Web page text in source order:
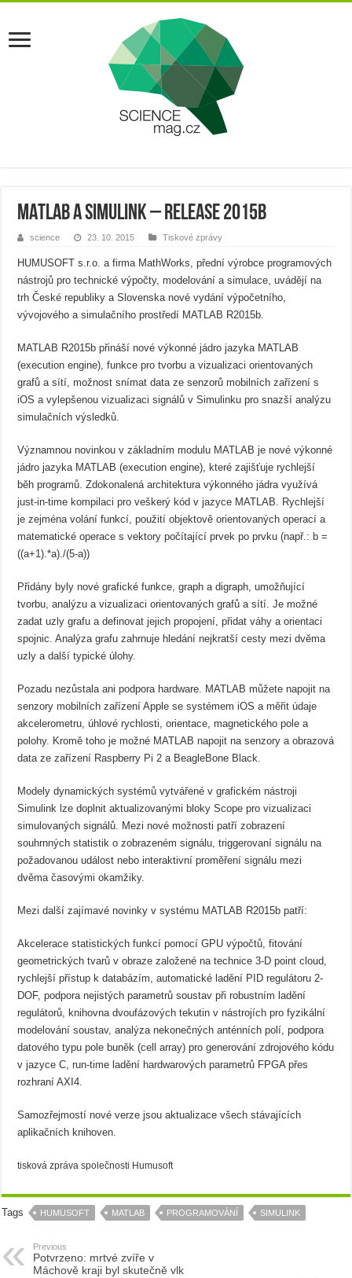
MATLAB a Simulink – Release 2015b
science 23. 10. 2015 Tiskové zprávy
HUMUSOFT s.r.o. a firma MathWorks, přední výrobce programových
nástrojů pro technické výpočty, modelování a simulace, uvádějí na
trh České republiky a Slovenska nové vydání výpočetního,
vývojového a simulačního prostředí MATLAB R2015b.
MATLAB R2015b přináší nové výkonné jádro jazyka MATLAB
(execution engine), funkce pro tvorbu a vizualizaci orientovaných
grafů a sítí, možnost snímat data ze senzorů mobilních zařízení s
iOS a vylepšenou vizualizaci signálů v Simulinku pro snazší analýzu
simulačních výsledků.
Významnou novinkou v základním modulu MATLAB je nové výkonné
jádro jazyka MATLAB (execution engine), které zajišťuje rychlejší
běh programů. Zdokonalená architektura výkonného jádra využívá
just-in-time kompilaci pro veškerý kód v jazyce MATLAB. Rychlejší
je zejména volání funkcí, použití objektově orientovaných operací a
matematické operace s vektory počítající prvek po prvku (např.: b =
((a+1).*a)./(5-a))
Přidány byly nové grafické funkce, graph a digraph, umožňující
tvorbu, analýzu a vizualizaci orientovaných grafů a sítí. Je možné
zadat uzly grafu a definovat jejich propojení, přidat váhy a orientaci
spojnic. Analýza grafu zahrnuje hledání nejkratší cesty mezi dvěma
uzly a další typické úlohy.
Pozadu nezůstala ani podpora hardware. MATLAB můžete napojit na
senzory mobilních zařízení Apple se systémem iOS a měřit údaje
akcelerometru, úhlové rychlosti, orientace, magnetického pole a
polohy. Kromě toho je možné MATLAB napojit na senzory a obrazová
data ze zařízení Raspberry Pi 2 a BeagleBone Black.
Modely dynamických systémů vytvářené v grafickém nástroji
Simulink lze doplnit aktualizovanými bloky Scope pro vizualizaci
simulovaných signálů. Mezi nové možnosti patří zobrazení
souhrnných statistik o zobrazeném signálu, triggerovaní signálu na
požadovanou událost nebo interaktivní proměření signálu mezi
dvěma časovými okamžiky.
Mezi další zajímavé novinky v systému MATLAB R2015b patří:
Akcelerace statistických funkcí pomocí GPU výpočtů, fitování
geometrických tvarů v obraze založené na technice 3-D point cloud,
rychlejší přístup k databázím, automatické ladění PID regulátoru 2-
DOF, podpora nejistých parametrů soustav při robustním ladění
regulátorů, knihovna dvoufázových tekutin v nástrojích pro fyzikální
modelování soustav, analýza nekonečných anténních polí, podpora
datového typu pole buněk (cell array) pro generování zdrojového kódu
v jazyce C, run-time ladění hardwarových parametrů FPGA přes
rozhraní AXI4.
Samozřejmostí nové verze jsou aktualizace všech stávajících
aplikačních knihoven.
tisková zpráva společnosti Humusoft
Tags HUMUSOFT MATLAB PROGRAMOVÁNÍ SIMULINK
Previous
Potvrzeno: mrtvé zvíře v
Máchově kraji byl skutečně vlk